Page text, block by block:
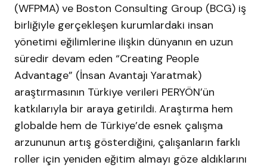
(WFPMA) ve Boston Consulting Group (BCG) iş
birliğiyle gerçekleşen kurumlardaki insan
yönetimi eğilimlerine ilişkin dünyanın en uzun
süredir devam eden “Creating People
Advantage” (İnsan Avantajı Yaratmak)
araştırmasının Türkiye verileri PERYÖN’ün
katkılarıyla bir araya getirildi. Araştırma hem
globalde hem de Türkiye’de esnek çalışma
arzununun artış gösterdiğini, çalışanların farklı
roller için yeniden eğitim almayı göze aldıklarını